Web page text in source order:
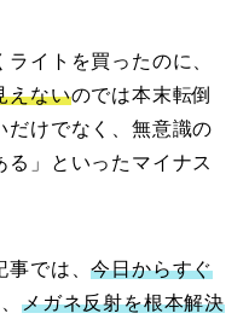
イトを買ったのに、
えないのでは本末転倒
だけでなく、無意識の
る」といったマイナス
事では、今日からすぐ
メガネ反射を根本解決